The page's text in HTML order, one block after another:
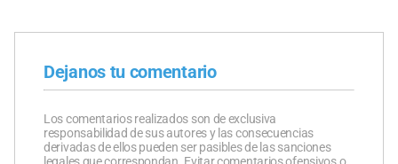
Dejanos tu comentario
Los comentarios realizados son de exclusiva
responsabilidad de sus autores y las consecuencias
derivadas de ellos pueden ser pasibles de las sanciones